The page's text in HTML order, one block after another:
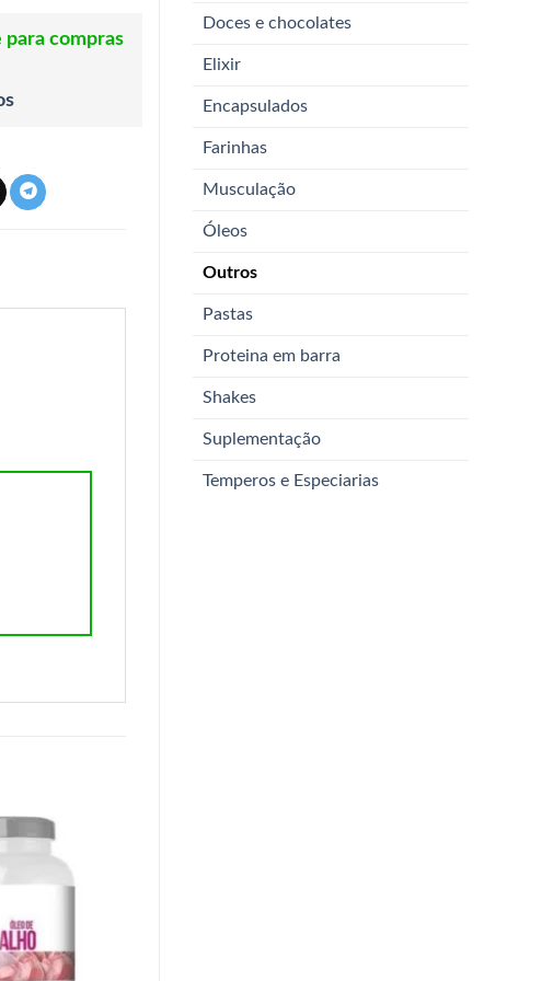
Doces e chocolates
Elixir
Encapsulados
Farinhas
Musculação
Óleos
Outros
Pastas
Proteina em barra
Shakes
Suplementação
Temperos e Especiarias
para compras